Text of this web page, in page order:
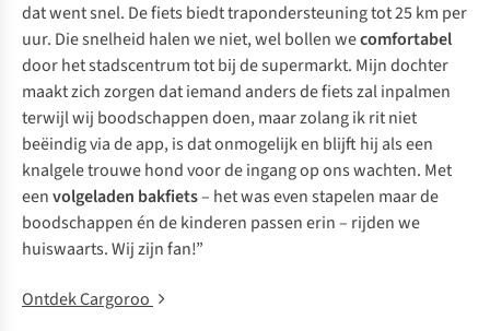
dat went snel. De fiets biedt trapondersteuning tot 25 km per
uur. Die snelheid halen we niet, wel bollen wecomfortabel
door het stadscentrum tot bij de supermarkt. Mijn dochter
maakt zich zorgen dat iemand anders de fiets zal inpalmen
terwijl wij boodschappen doen, maar zolang ik rit niet
beëindig via de app, is dat onmogelijk en blijft hij als een
knalgele trouwe hond voor de ingang op ons wachten. Met
eenvolgeladen bakfiets– het was even stapelen maar de
boodschappen én de kinderen passen erin – rijden we
huiswaarts. Wij zijn fan!”
Ontdek Cargoroo